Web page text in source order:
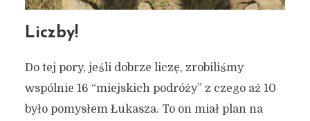
Liczby!
Do tej pory, jeśli dobrze liczę, zrobiliśmy
wspólnie 16 “miejskich podróży” z czego aż 10
było pomysłem Łukasza. To on miał plan na